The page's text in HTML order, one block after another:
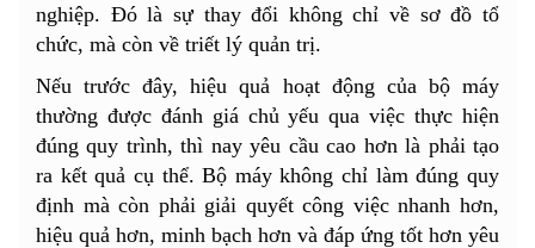
nghiệp. Đó là sự thay đổi không chỉ về sơ đồ tổ
chức, mà còn về triết lý quản trị.
Nếu trước đây, hiệu quả hoạt động của bộ máy
thường được đánh giá chủ yếu qua việc thực hiện
đúng quy trình, thì nay yêu cầu cao hơn là phải tạo
ra kết quả cụ thể. Bộ máy không chỉ làm đúng quy
định mà còn phải giải quyết công việc nhanh hơn,
hiệu quả hơn, minh bạch hơn và đáp ứng tốt hơn yêu